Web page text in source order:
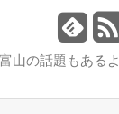
山の話題もあるよ